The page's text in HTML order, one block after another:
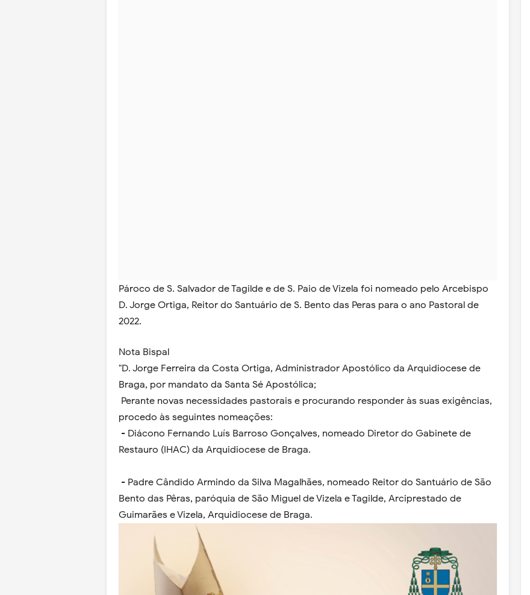
Pároco de S. Salvador de Tagilde e de S. Paio de Vizela foi nomeado pelo Arcebispo
D. Jorge Ortiga, Reitor do Santuário de S. Bento das Peras para o ano Pastoral de
2022.
Nota Bispal
"D. Jorge Ferreira da Costa Ortiga, Administrador Apostólico da Arquidiocese de
Braga, por mandato da Santa Sé Apostólica;
Perante novas necessidades pastorais e procurando responder às suas exigências,
procedo às seguintes nomeações:
- Diácono Fernando Luís Barroso Gonçalves, nomeado Diretor do Gabinete de
Restauro (IHAC) da Arquidiocese de Braga.
- Padre Cândido Armindo da Silva Magalhães, nomeado Reitor do Santuário de São
Bento das Pêras, paróquia de São Miguel de Vizela e Tagilde, Arciprestado de
Guimarães e Vizela, Arquidiocese de Braga.